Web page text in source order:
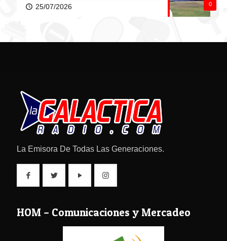
0
25/07/2026
La Emisora De Todas Las Generaciones.
HOM – Comunicaciones y Mercadeo